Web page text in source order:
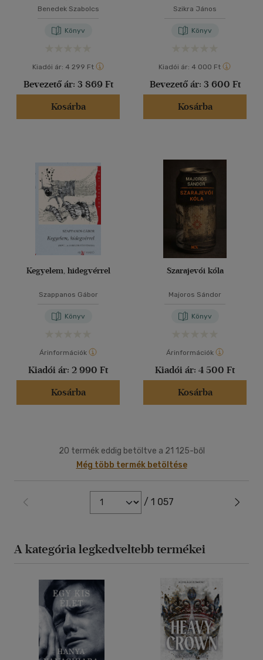
Benedek Szabolcs
Könyv
Kiadói ár: 4 299 Ft
Bevezető ár: 3 869 Ft
Kosárba
Szikra János
Könyv
Kiadói ár: 4 000 Ft
Bevezető ár: 3 600 Ft
Kosárba
Kegyelem, hidegvérrel
Szappanos Gábor
Könyv
Árinformációk
Kiadói ár: 2 990 Ft
Kosárba
Szarajevói kóla
Majoros Sándor
Könyv
Árinformációk
Kiadói ár: 4 500 Ft
Kosárba
20 termék eddig betöltve a 21 125-ből
Még több termék betöltése
/ 1 057
A kategória legkedveltebb termékei